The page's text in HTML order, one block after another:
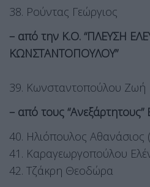
38. Ρούντας Γεώργιος
– από την Κ.Ο. “ΠΛΕΥΣΗ
ΚΩΝΣΤΑΝΤΟΠΟΥΛΟΥ”
39. Κωνσταντοπούλου Ζωή
– από τους “Ανεξάρτητους”
40. Ηλιόπουλος Αθανάσιος
41. Καραγεωργοπούλου
42. Τζάκρη Θεοδώρα